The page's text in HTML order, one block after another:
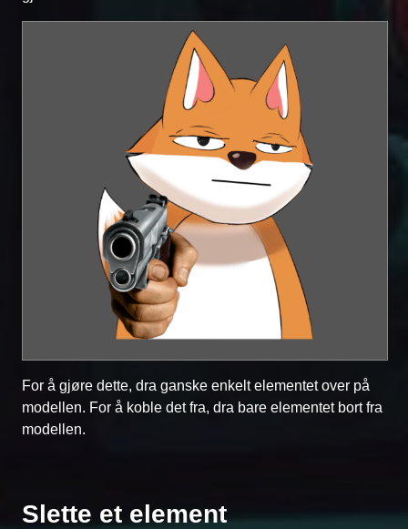
For å gjøre dette, dra ganske enkelt elementet over på
modellen. For å koble det fra, dra bare elementet bort fra
modellen.
Slette et element